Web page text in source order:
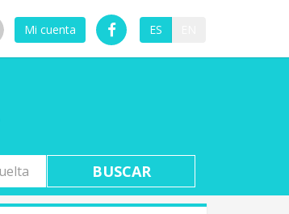
Mi cuenta ES